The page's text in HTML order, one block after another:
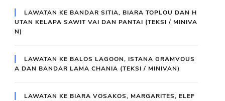
LAWATAN KE BANDAR SITIA, BIARA TOPLOU DAN H
UTAN KELAPA SAWIT VAI DAN PANTAI (TEKSI / MINIVA
N)
LAWATAN KE BALOS LAGOON, ISTANA GRAMVOUS
A DAN BANDAR LAMA CHANIA (TEKSI / MINIVAN)
LAWATAN KE BIARA VOSAKOS, MARGARITES, ELEF